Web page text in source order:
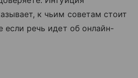
к чьим советам стоит
если речь идет об онлайн-